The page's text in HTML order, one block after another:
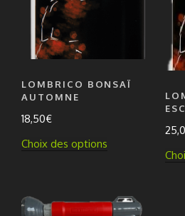
LOMBRICO BONSAÏ
AUTOMNE
18,50€
Choix des options
plusieurs
variations.